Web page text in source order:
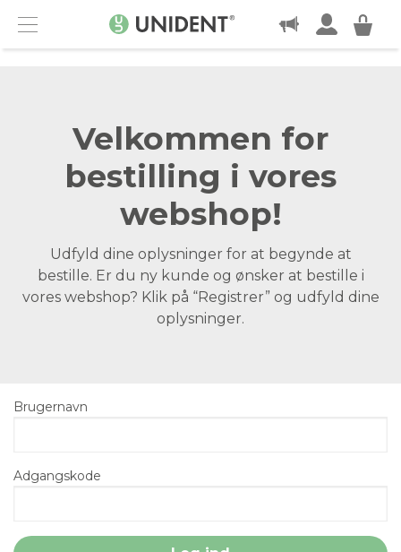
Menu
KONTAKT
Velkommen for
bestilling i vores
webshop!
Udfyld dine oplysninger for at begynde at
bestille. Er du ny kunde og ønsker at bestille i
vores webshop? Klik på “Registrer” og udfyld dine
oplysninger.
Brugernavn
Adgangskode